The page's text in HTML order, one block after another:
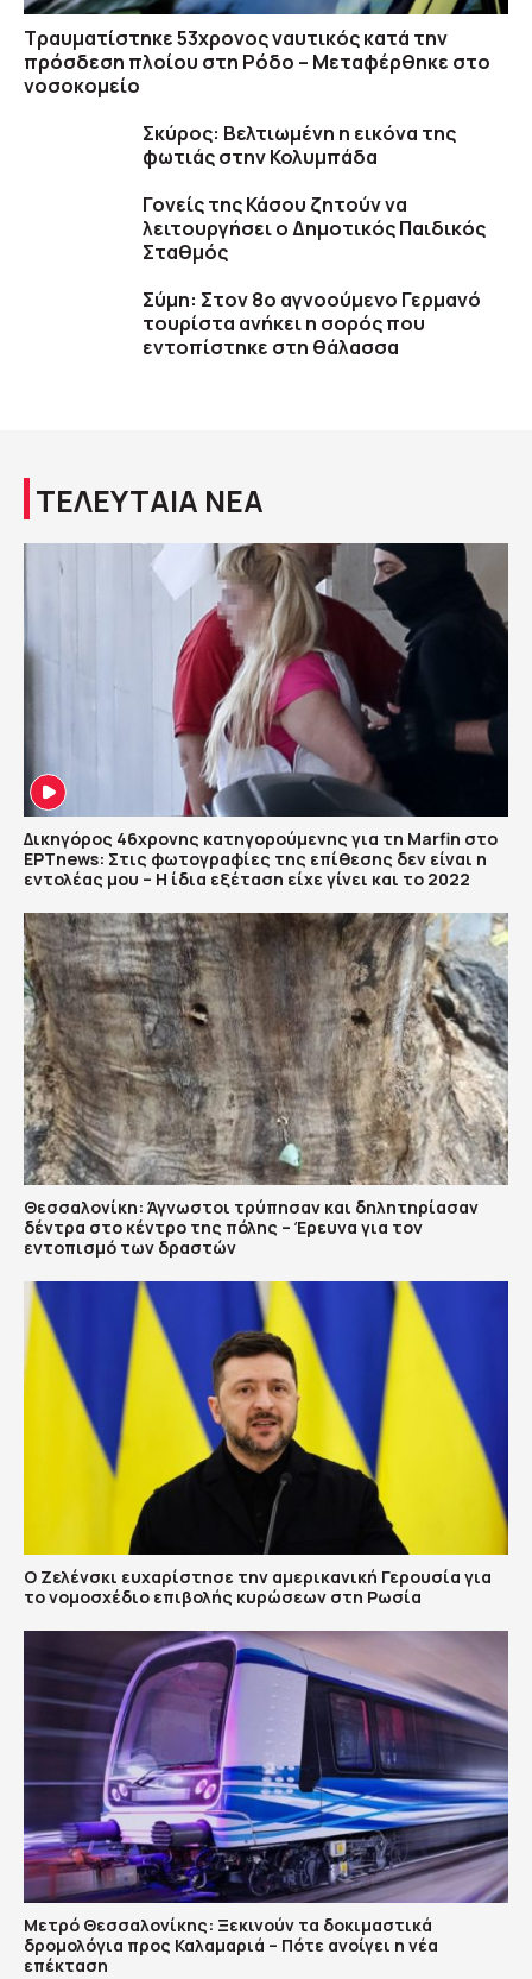
Τραυματίστηκε 53χρονος ναυτικός κατά την
πρόσδεση πλοίου στη Ρόδο – Μεταφέρθηκε στο
νοσοκομείο
Σκύρος: Βελτιωμένη η εικόνα της
φωτιάς στην Κολυμπάδα
Γονείς της Κάσου ζητούν να
λειτουργήσει ο Δημοτικός Παιδικός
Σταθμός
Σύμη: Στον 8ο αγνοούμενο Γερμανό
τουρίστα ανήκει η σορός που
εντοπίστηκε στη θάλασσα
ΤΕΛΕΥΤΑΙΑ ΝΕΑ
Δικηγόρος 46χρονης κατηγορούμενης για τη Marfin στο
ΕΡΤnews: Στις φωτογραφίες της επίθεσης δεν είναι η
εντολέας μου – Η ίδια εξέταση είχε γίνει και το 2022
Θεσσαλονίκη: Άγνωστοι τρύπησαν και δηλητηρίασαν
δέντρα στο κέντρο της πόλης – Έρευνα για τον
εντοπισμό των δραστών
Ο Ζελένσκι ευχαρίστησε την αμερικανική Γερουσία για
το νομοσχέδιο επιβολής κυρώσεων στη Ρωσία
Μετρό Θεσσαλονίκης: Ξεκινούν τα δοκιμαστικά
δρομολόγια προς Καλαμαριά – Πότε ανοίγει η νέα
επέκταση